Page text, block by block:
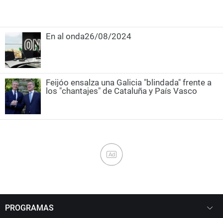
En al onda26/08/2024
Feijóo ensalza una Galicia "blindada" frente a
los "chantajes" de Cataluña y País Vasco
Ad
PROGRAMAS